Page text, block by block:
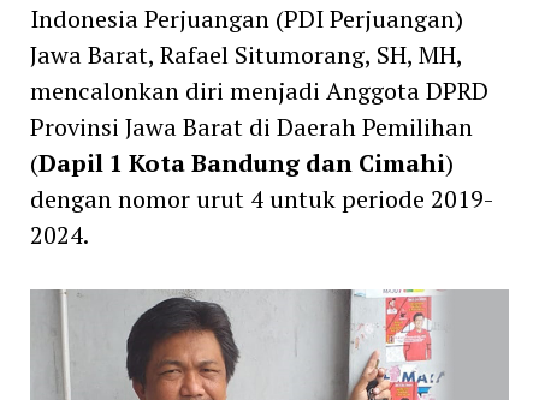
Indonesia Perjuangan (PDI Perjuangan)
Jawa Barat, Rafael Situmorang, SH, MH,
mencalonkan diri menjadi Anggota DPRD
Provinsi Jawa Barat di Daerah Pemilihan
(Dapil 1 Kota Bandung dan Cimahi)
dengan nomor urut 4 untuk periode 2019-
2024.